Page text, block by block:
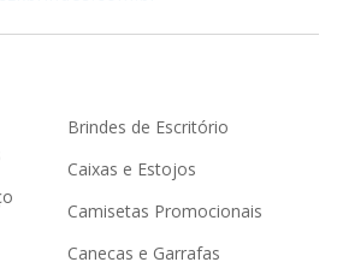
Brindes de Escritório
Caixas e Estojos
Camisetas Promocionais
Canecas e Garrafas